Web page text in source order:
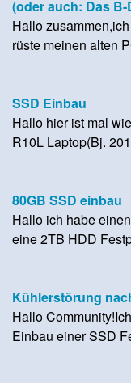
(oder auch: Das B-
Hallo
rüste meinen alten
SSD Einbau
Hallo hier ist mal
R10L Laptop(Bj.
80GB SSD einbau
Hallo ich habe
eine 2TB HDD
Kühlerstörung
Hallo
Einbau einer SSD